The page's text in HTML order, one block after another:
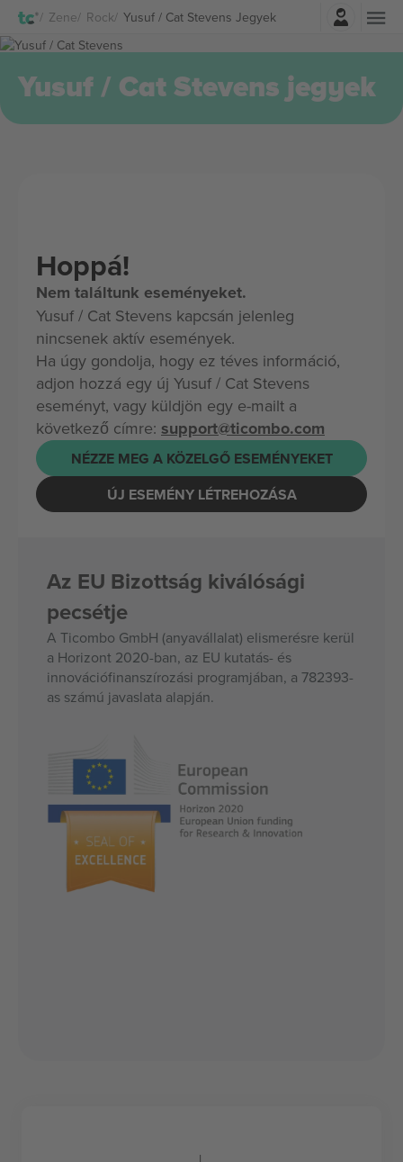
Zene Rock Yusuf / Cat Stevens Jegyek
Belépés
Yusuf / Cat Stevens jegyek
Hoppá!
Nem találtunk eseményeket.
Yusuf / Cat Stevens kapcsán jelenleg
nincsenek aktív események.
Ha úgy gondolja, hogy ez téves információ,
adjon hozzá egy új Yusuf / Cat Stevens
eseményt, vagy küldjön egy e-mailt a
következő címre: support@ticombo.com
NÉZZE MEG A KÖZELGŐ ESEMÉNYEKET
ÚJ ESEMÉNY LÉTREHOZÁSA
Az EU Bizottság kiválósági
pecsétje
A Ticombo GmbH (anyavállalat) elismerésre kerül
a Horizont 2020-ban, az EU kutatás- és
innovációfinanszírozási programjában, a 782393-
as számú javaslata alapján.